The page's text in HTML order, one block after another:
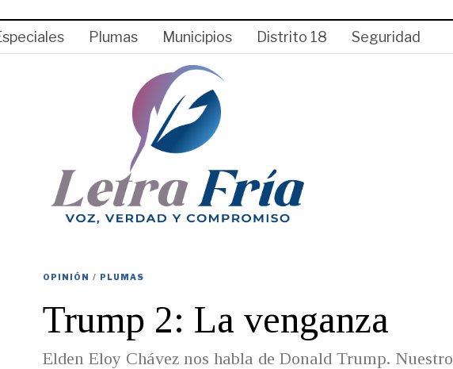
Plumas Municipios Distrito 18 Seguridad
OPINIÓN / PLUMAS
Trump 2: La venganza
Elden Eloy Chávez nos habla de Donald Trump. Nuestro